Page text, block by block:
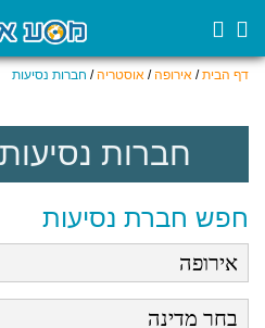
דף הבית/ אירופה/ אוסטריה/ חברות נסיעות
חברות
חפש חברת נסיעות